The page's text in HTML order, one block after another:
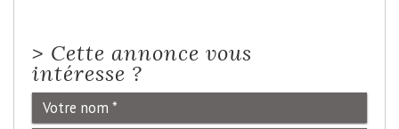
> Cette annonce vous
intéresse ?